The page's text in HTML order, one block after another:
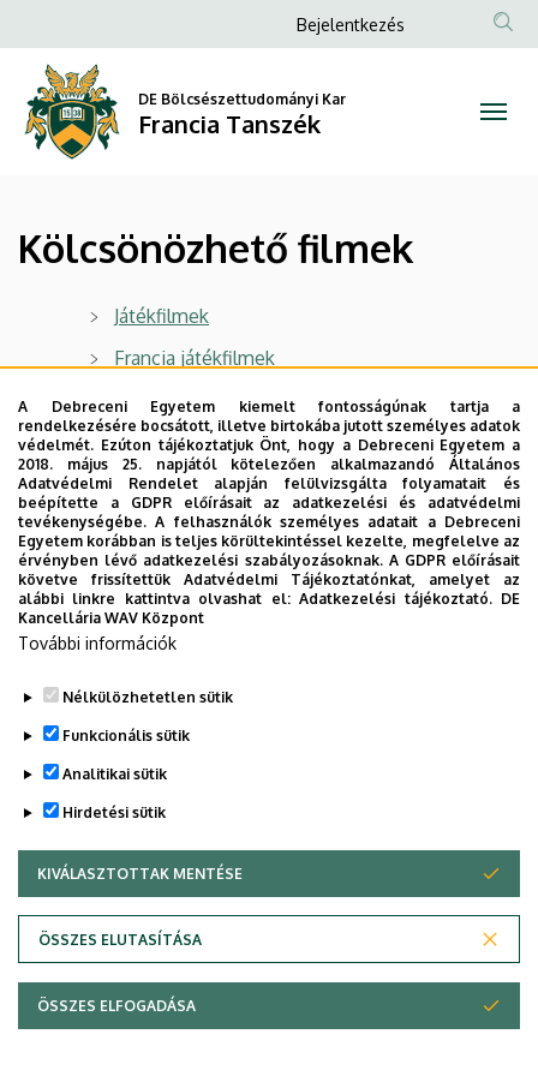
filmek
Francia
Tanszék
a
tartalomra
Anonim
fiók
menüje
Bejelentkezés
DE Bölcsészettudományi Kar
Francia Tanszék
Kölcsönözhető filmek
Játékfilmek
Francia játékfilmek
Dokumentumfilmek
A gyűjtemény a Francia Intézet Médiatárának ajándéka.
Legutóbbi frissítés: 2025. 10. 10. 11:32
Adatvédelem
Szerzői jog © 2026 Unideb
A Debreceni Egyetem kiemelt fontosságúnak tartja a
rendelkezésére bocsátott, illetve birtokába jutott személyes adatok
védelmét. Ezúton tájékoztatjuk Önt, hogy a Debreceni Egyetem a
2018. május 25. napjától kötelezően alkalmazandó Általános
Adatvédelmi Rendelet alapján felülvizsgálta folyamatait és
beépítette a GDPR előírásait az adatkezelési és adatvédelmi
tevékenységébe. A felhasználók személyes adatait a Debreceni
Egyetem korábban is teljes körültekintéssel kezelte, megfelelve az
érvényben lévő adatkezelési szabályozásoknak. A GDPR előírásait
követve frissítettük Adatvédelmi Tájékoztatónkat, amelyet az
alábbi linkre kattintva olvashat el:Adatkezelési tájékoztató. DE
Kancellária WAV Központ
További információk
Nélkülözhetetlen sütik
Funkcionális sütik
Analitikai sütik
Hirdetési sütik
KIVÁLASZTOTTAK MENTÉSE
ÖSSZES ELUTASÍTÁSA
WITHDRAW CONSENT
ÖSSZES ELFOGADÁSA